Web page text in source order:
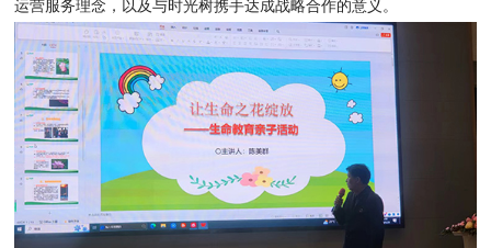
运营服务理念，以及与时光树携手达成战略合作的意义。